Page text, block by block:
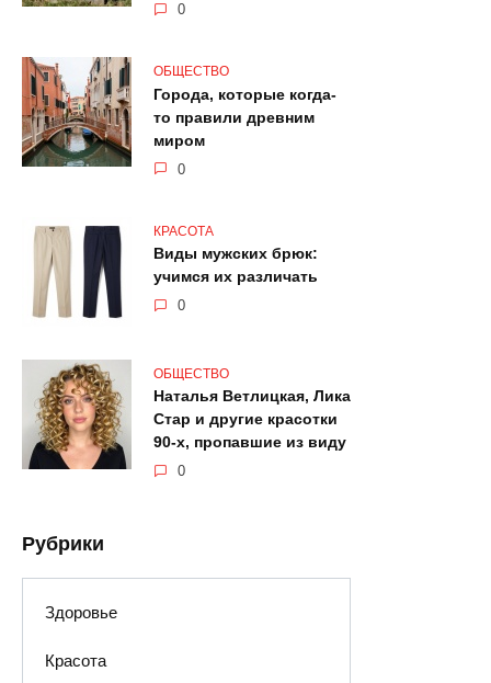
0
ОБЩЕСТВО
Города, которые когда-
то правили древним
миром
0
КРАСОТА
Виды мужских брюк:
учимся их различать
0
ОБЩЕСТВО
Наталья Ветлицкая, Лика
Стар и другие красотки
90-х, пропавшие из виду
0
Рубрики
Здоровье
Красота